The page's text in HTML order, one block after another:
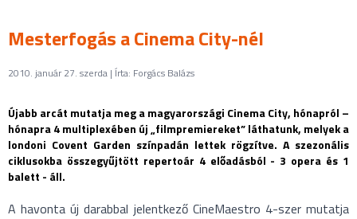
Mesterfogás a Cinema City-nél
2010. január 27. szerda | Írta: Forgács Balázs
Újabb arcát mutatja meg a magyarországi Cinema City, hónapról –
hónapra 4 multiplexében új „filmpremiereket” láthatunk, melyek a
londoni Covent Garden színpadán lettek rögzítve. A szezonális
ciklusokba összegyűjtött repertoár 4 előadásból - 3 opera és 1
balett - áll.
A havonta új darabbal jelentkező CineMaestro 4-szer mutatja